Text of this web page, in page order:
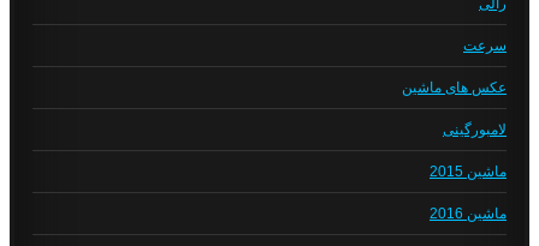
رالی
سرعت
عکس های ماشین
لامبورگینی
ماشین 2015
ماشین 2016